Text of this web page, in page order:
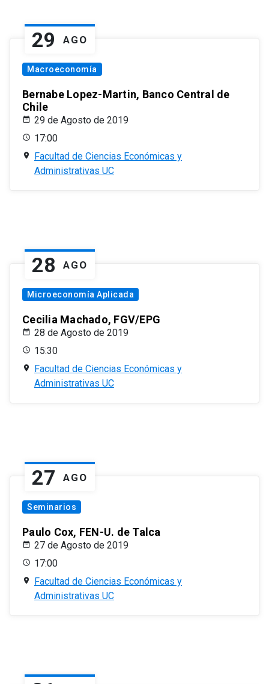
29 AGO
Macroeconomía
Bernabe Lopez-Martin, Banco Central de
Chile
29 de Agosto de 2019
17:00
Facultad de Ciencias Económicas y
Administrativas UC
28 AGO
Microeconomía Aplicada
Cecilia Machado, FGV/EPG
28 de Agosto de 2019
15:30
Facultad de Ciencias Económicas y
Administrativas UC
27 AGO
Seminarios
Paulo Cox, FEN-U. de Talca
27 de Agosto de 2019
17:00
Facultad de Ciencias Económicas y
Administrativas UC